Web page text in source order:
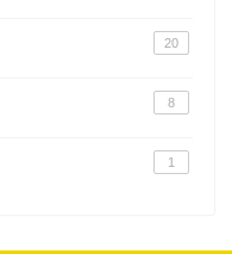
20
8
1